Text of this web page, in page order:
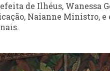
de Ilhéus, Wanessa
Naianne Ministro,